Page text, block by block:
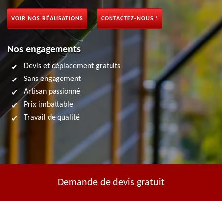
VOIR NOS RÉALISATIONS CONTACTEZ-NOUS !
Nos engagements
Devis et déplacement gratuits
Sans engagement
Artisan passionné
Prix imbattable
Travail de qualité
Demande de devis gratuit